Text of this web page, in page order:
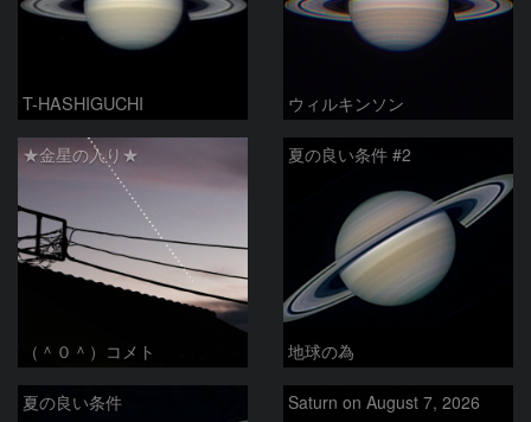
T-HASHIGUCHI ウィルキンソン
★金星の入り★
（＾０＾）コメト
夏の良い条件 #2
地球の為
夏の良い条件 Saturn on August 7, 2026